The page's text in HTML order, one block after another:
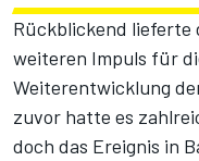
Rückblickend lieferte
weiteren Impuls für
Weiterentwicklung
zuvor hatte es
doch das Ereignis in